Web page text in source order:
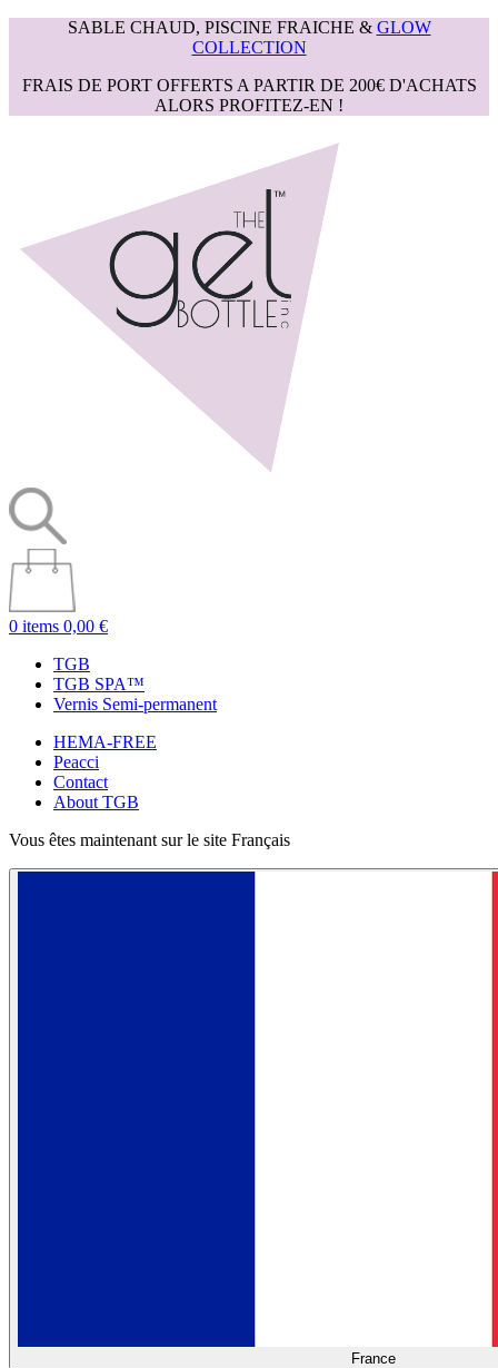
SABLE CHAUD, PISCINE FRAICHE & GLOW
COLLECTION
FRAIS DE PORT OFFERTS A PARTIR DE 200€ D'ACHATS
ALORS PROFITEZ-EN !
0 items 0,00 €
TGB
TGB SPA™
Vernis Semi-permanent
HEMA-FREE
Peacci
Contact
About TGB
Vous êtes maintenant sur le site Français
France